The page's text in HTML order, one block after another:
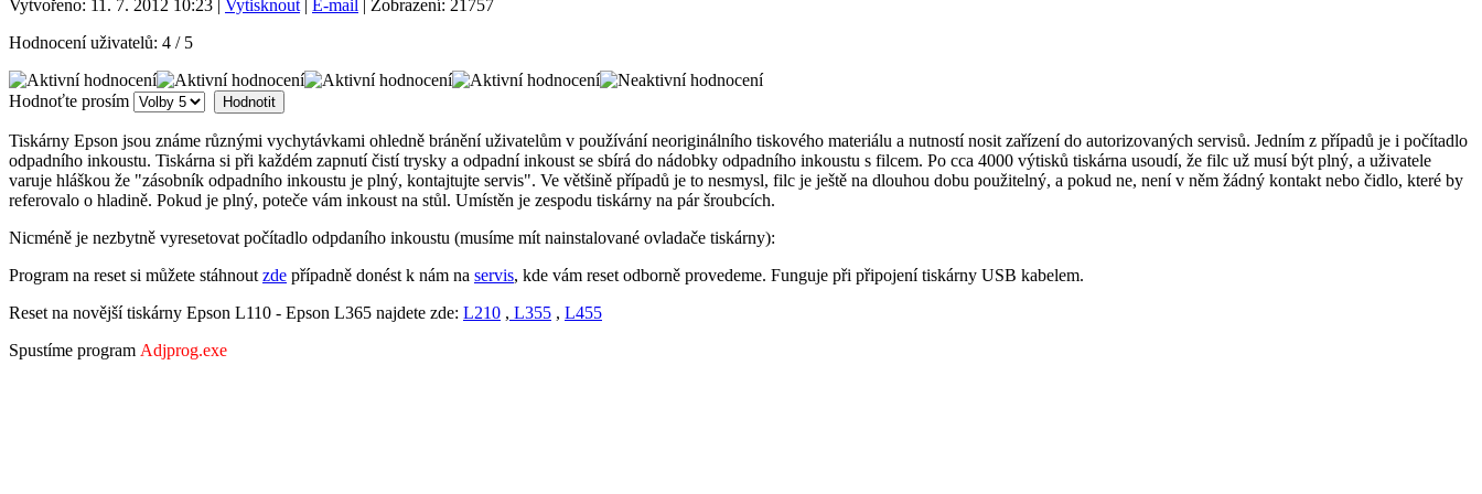
Vytvořeno: 11. 7. 2012 10:23 Vytisknout E-mail
| Zobrazení: 21757
Hodnocení uživatelů: 4 / 5
Hodnoťte prosím
Tiskárny Epson jsou známe různými vychytávkami ohledně bránění uživatelům v používání neoriginálního tiskového materiálu a nutností nosit zařízení do autorizovaných servisů. Jedním z případů je i počítadlo
odpadního inkoustu. Tiskárna si při každém zapnutí čistí trysky a odpadní inkoust se sbírá do nádobky odpadního inkoustu s filcem. Po cca 4000 výtisků tiskárna usoudí, že filc už musí být plný, a uživatele
varuje hláškou že "zásobník odpadního inkoustu je plný, kontajtujte servis". Ve většině případů je to nesmysl, filc je ještě na dlouhou dobu použitelný, a pokud ne, není v něm žádný kontakt nebo čidlo, které by
referovalo o hladině. Pokud je plný, poteče vám inkoust na stůl. Umístěn je zespodu tiskárny na pár šroubcích.
Nicméně je nezbytně vyresetovat počítadlo odpdaního inkoustu (musíme mít nainstalované ovladače tiskárny):
Program na reset si můžete stáhnout zde případně donést k nám na servis, kde vám reset odborně provedeme. Funguje při připojení tiskárny USB kabelem.
Reset na novější tiskárny Epson L110 - Epson L365 najdete zde: L210 , L355 , L455
Spustíme program Adjprog.exe